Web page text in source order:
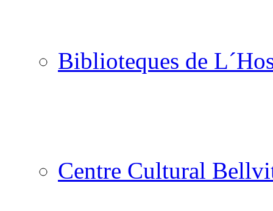
Biblioteques de
Centre Cultural